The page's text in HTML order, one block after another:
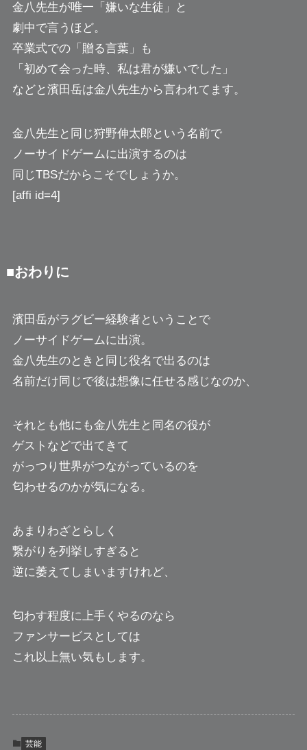
金八先生が唯一「嫌いな生徒」と
劇中で言うほど。
卒業式での「贈る言葉」も
「初めて会った時、私は君が嫌いでした」
などと濱田岳は金八先生から言われてます。
金八先生と同じ狩野伸太郎という名前で
ノーサイドゲームに出演するのは
同じTBSだからこそでしょうか。
[affi id=4]
■おわりに
濱田岳がラグビー経験者ということで
ノーサイドゲームに出演。
金八先生のときと同じ役名で出るのは
名前だけ同じで後は想像に任せる感じなのか、
それとも他にも金八先生と同名の役が
ゲストなどで出てきて
がっつり世界がつながっているのを
匂わせるのかが気になる。
あまりわざとらしく
繋がりを列挙しすぎると
逆に萎えてしまいますけれど、
匂わす程度に上手くやるのなら
ファンサービスとしては
これ以上無い気もします。
芸能